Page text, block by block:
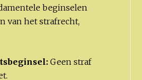
beginselen
van het strafrecht,
Geen straf